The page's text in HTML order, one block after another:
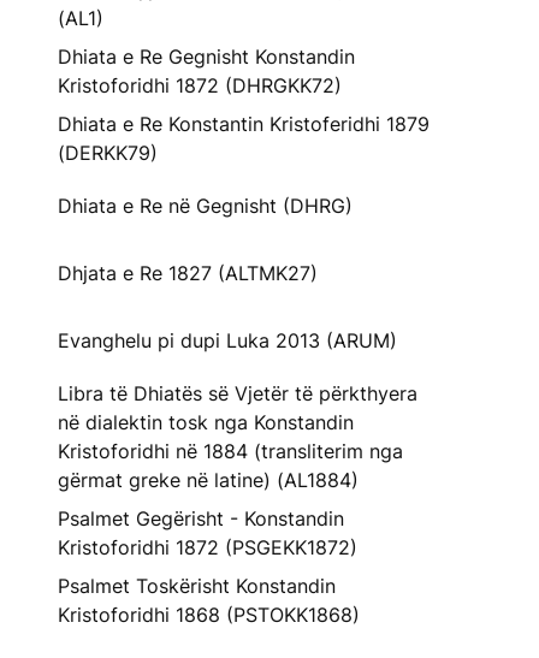
(AL1)
Dhiata e Re Gegnisht Konstandin
Kristoforidhi 1872 (DHRGKK72)
Dhiata e Re Konstantin Kristoferidhi 1879
(DERKK79)
Dhiata e Re në Gegnisht (DHRG)
Dhjata e Re 1827 (ALTMK27)
Evanghelu pi dupi Luka 2013 (ARUM)
Libra të Dhiatës së Vjetër të përkthyera
në dialektin tosk nga Konstandin
Kristoforidhi në 1884 (transliterim nga
gërmat greke në latine) (AL1884)
Psalmet Gegërisht - Konstandin
Kristoforidhi 1872 (PSGEKK1872)
Psalmet Toskërisht Konstandin
Kristoforidhi 1868 (PSTOKK1868)